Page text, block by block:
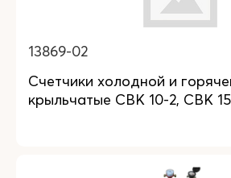
13869-02
Счетчики холодной и
крыльчатые СВК 10-2, СВК